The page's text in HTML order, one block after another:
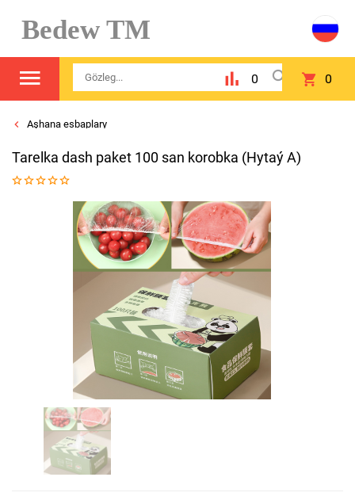
Bedew TM
0 0
Aşhana esbaplary
Tarelka dash paket 100 san korobka (Hytaý A)